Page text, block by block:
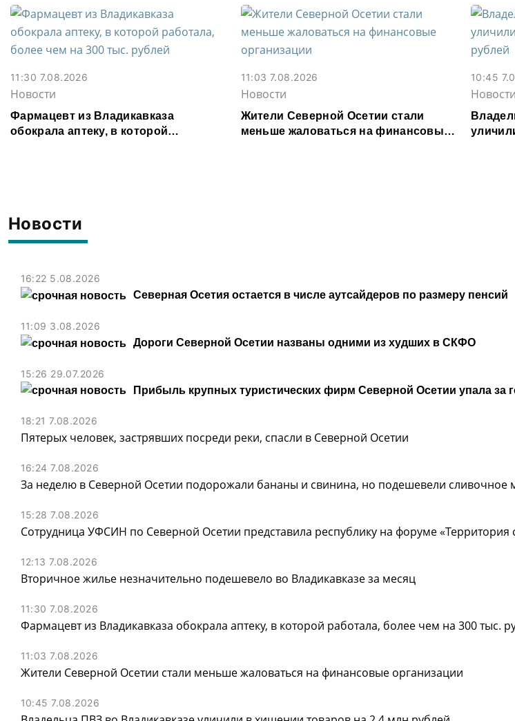
Новости
16:22 5.08.2026
Северная Осетия остается в числе аутсайдеров по размеру пенсий
11:09 3.08.2026
Дороги Северной Осетии названы одними из худших в СКФО
15:26 29.07.2026
Прибыль крупных туристических фирм Северной Осетии упала за
18:21 7.08.2026
Пятерых человек, застрявших посреди реки, спасли в Северной Осетии
16:24 7.08.2026
За неделю в Северной Осетии подорожали бананы и свинина, но подешевели сливочное
15:28 7.08.2026
Сотрудница УФСИН по Северной Осетии представила республику на форуме «Территория
12:13 7.08.2026
Вторичное жилье незначительно подешевело во Владикавказе за месяц
11:30 7.08.2026
Фармацевт из Владикавказа обокрала аптеку, в которой работала, более чем на 300 тыс.
11:03 7.08.2026
Жители Северной Осетии стали меньше жаловаться на финансовые организации
10:45 7.08.2026
11:30 7.08.2026
Новости
Фармацевт из Владикавказа
обокрала аптеку, в которой
11:03 7.08.2026
Новости
Жители Северной Осетии стали
меньше жаловаться на финансовые
10:45
Новости